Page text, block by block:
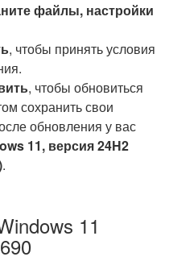
файлы, настройки
, чтобы принять условия
, чтобы обновиться
сохранить свои
обновления у вас
11, версия 24H2
.
11